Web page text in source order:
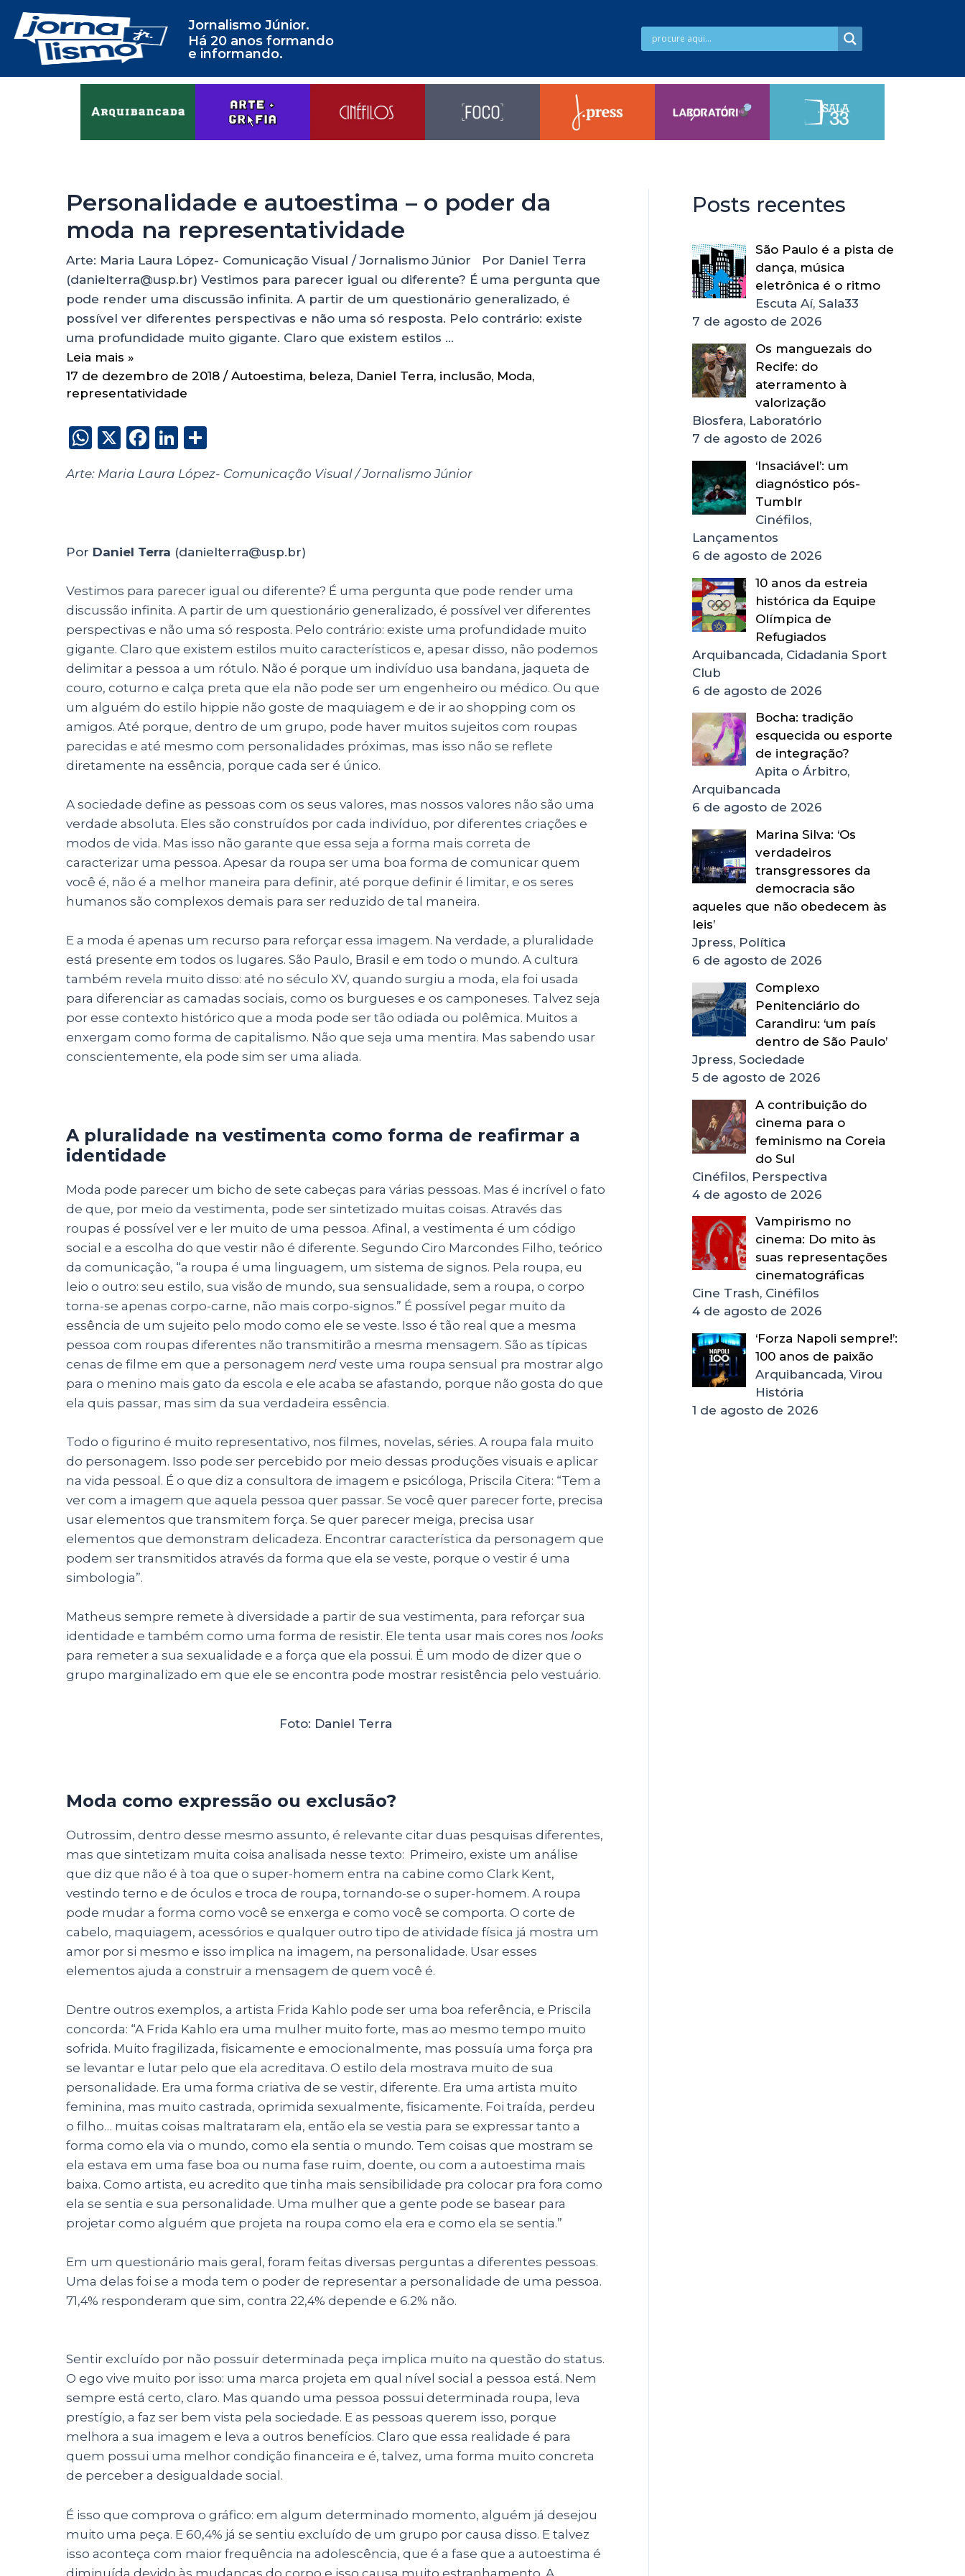
Jornalismo Júnior.
Há 20 anos formando
e informando.
Personalidade e autoestima – o poder da
moda na representatividade
Arte: Maria Laura López- Comunicação Visual / Jornalismo Júnior Por Daniel Terra
(danielterra@usp.br) Vestimos para parecer igual ou diferente? É uma pergunta que
pode render uma discussão infinita. A partir de um questionário generalizado, é
possível ver diferentes perspectivas e não uma só resposta. Pelo contrário: existe
uma profundidade muito gigante. Claro que existem estilos …
Leia mais »
17 de dezembro de 2018 / Autoestima, beleza, Daniel Terra, inclusão, Moda,
representatividade
W
a
p
X
F
c
o
k
Li
k
n
a
Arte: Maria Laura López- Comunicação Visual / Jornalismo Júnior
Por Daniel Terra (danielterra@usp.br)
Vestimos para parecer igual ou diferente? É uma pergunta que pode render uma
discussão infinita. A partir de um questionário generalizado, é possível ver diferentes
perspectivas e não uma só resposta. Pelo contrário: existe uma profundidade muito
gigante. Claro que existem estilos muito característicos e, apesar disso, não podemos
delimitar a pessoa a um rótulo. Não é porque um indivíduo usa bandana, jaqueta de
couro, coturno e calça preta que ela não pode ser um engenheiro ou médico. Ou que
um alguém do estilo hippie não goste de maquiagem e de ir ao shopping com os
amigos. Até porque, dentro de um grupo, pode haver muitos sujeitos com roupas
parecidas e até mesmo com personalidades próximas, mas isso não se reflete
diretamente na essência, porque cada ser é único.
A sociedade define as pessoas com os seus valores, mas nossos valores não são uma
verdade absoluta. Eles são construídos por cada indivíduo, por diferentes criações e
modos de vida. Mas isso não garante que essa seja a forma mais correta de
caracterizar uma pessoa. Apesar da roupa ser uma boa forma de comunicar quem
você é, não é a melhor maneira para definir, até porque definir é limitar, e os seres
humanos são complexos demais para ser reduzido de tal maneira.
E a moda é apenas um recurso para reforçar essa imagem. Na verdade, a pluralidade
está presente em todos os lugares. São Paulo, Brasil e em todo o mundo. A cultura
também revela muito disso: até no século XV, quando surgiu a moda, ela foi usada
para diferenciar as camadas sociais, como os burgueses e os camponeses. Talvez seja
por esse contexto histórico que a moda pode ser tão odiada ou polêmica. Muitos a
enxergam como forma de capitalismo. Não que seja uma mentira. Mas sabendo usar
conscientemente, ela pode sim ser uma aliada.
A pluralidade na vestimenta como forma de reafirmar a
identidade
Moda pode parecer um bicho de sete cabeças para várias pessoas. Mas é incrível o fato
de que, por meio da vestimenta, pode ser sintetizado muitas coisas. Através das
roupas é possível ver e ler muito de uma pessoa. Afinal, a vestimenta é um código
social e a escolha do que vestir não é diferente. Segundo Ciro Marcondes Filho, teórico
da comunicação, “a roupa é uma linguagem, um sistema de signos. Pela roupa, eu
leio o outro: seu estilo, sua visão de mundo, sua sensualidade, sem a roupa, o corpo
torna-se apenas corpo-carne, não mais corpo-signos.” É possível pegar muito da
essência de um sujeito pelo modo como ele se veste. Isso é tão real que a mesma
pessoa com roupas diferentes não transmitirão a mesma mensagem. São as típicas
cenas de filme em que a personagem nerd veste uma roupa sensual pra mostrar algo
para o menino mais gato da escola e ele acaba se afastando, porque não gosta do que
ela quis passar, mas sim da sua verdadeira essência.
Todo o figurino é muito representativo, nos filmes, novelas, séries. A roupa fala muito
do personagem. Isso pode ser percebido por meio dessas produções visuais e aplicar
na vida pessoal. É o que diz a consultora de imagem e psicóloga, Priscila Citera: “Tem a
ver com a imagem que aquela pessoa quer passar. Se você quer parecer forte, precisa
usar elementos que transmitem força. Se quer parecer meiga, precisa usar
elementos que demonstram delicadeza. Encontrar característica da personagem que
podem ser transmitidos através da forma que ela se veste, porque o vestir é uma
simbologia”.
Matheus sempre remete à diversidade a partir de sua vestimenta, para reforçar sua
identidade e também como uma forma de resistir. Ele tenta usar mais cores nos looks
para remeter a sua sexualidade e a força que ela possui. É um modo de dizer que o
grupo marginalizado em que ele se encontra pode mostrar resistência pelo vestuário.
Foto: Daniel Terra
Moda como expressão ou exclusão?
Outrossim, dentro desse mesmo assunto, é relevante citar duas pesquisas diferentes,
mas que sintetizam muita coisa analisada nesse texto: Primeiro, existe um análise
que diz que não é à toa que o super-homem entra na cabine como Clark Kent,
vestindo terno e de óculos e troca de roupa, tornando-se o super-homem. A roupa
pode mudar a forma como você se enxerga e como você se comporta. O corte de
cabelo, maquiagem, acessórios e qualquer outro tipo de atividade física já mostra um
amor por si mesmo e isso implica na imagem, na personalidade. Usar esses
elementos ajuda a construir a mensagem de quem você é.
Dentre outros exemplos, a artista Frida Kahlo pode ser uma boa referência, e Priscila
concorda: “A Frida Kahlo era uma mulher muito forte, mas ao mesmo tempo muito
sofrida. Muito fragilizada, fisicamente e emocionalmente, mas possuía uma força pra
se levantar e lutar pelo que ela acreditava. O estilo dela mostrava muito de sua
personalidade. Era uma forma criativa de se vestir, diferente. Era uma artista muito
feminina, mas muito castrada, oprimida sexualmente, fisicamente. Foi traída, perdeu
o filho… muitas coisas maltrataram ela, então ela se vestia para se expressar tanto a
forma como ela via o mundo, como ela sentia o mundo. Tem coisas que mostram se
ela estava em uma fase boa ou numa fase ruim, doente, ou com a autoestima mais
baixa. Como artista, eu acredito que tinha mais sensibilidade pra colocar pra fora como
ela se sentia e sua personalidade. Uma mulher que a gente pode se basear para
projetar como alguém que projeta na roupa como ela era e como ela se sentia.”
Em um questionário mais geral, foram feitas diversas perguntas a diferentes pessoas.
Uma delas foi se a moda tem o poder de representar a personalidade de uma pessoa.
71,4% responderam que sim, contra 22,4% depende e 6.2% não.
Sentir excluído por não possuir determinada peça implica muito na questão do status.
O ego vive muito por isso: uma marca projeta em qual nível social a pessoa está. Nem
sempre está certo, claro. Mas quando uma pessoa possui determinada roupa, leva
prestígio, a faz ser bem vista pela sociedade. E as pessoas querem isso, porque
melhora a sua imagem e leva a outros benefícios. Claro que essa realidade é para
quem possui uma melhor condição financeira e é, talvez, uma forma muito concreta
de perceber a desigualdade social.
É isso que comprova o gráfico: em algum determinado momento, alguém já desejou
muito uma peça. E 60,4% já se sentiu excluído de um grupo por causa disso. E talvez
isso aconteça com maior frequência na adolescência, que é a fase que a autoestima é
diminuída devido às mudanças do corpo e isso causa muito estranhamento. A
Posts recentes
São Paulo é a pista de
dança, música
eletrônica é o ritmo
Escuta Aí, Sala33
7 de agosto de 2026
Os manguezais do
Recife: do
aterramento à
valorização
Biosfera, Laboratório
7 de agosto de 2026
‘Insaciável’: um
diagnóstico pós-
Tumblr
Cinéfilos,
Lançamentos
6 de agosto de 2026
10 anos da estreia
histórica da Equipe
Olímpica de
Refugiados
Arquibancada, Cidadania Sport
Club
6 de agosto de 2026
Bocha: tradição
esquecida ou esporte
de integração?
Apita o Árbitro,
Arquibancada
6 de agosto de 2026
Marina Silva: ‘Os
verdadeiros
transgressores da
democracia são
aqueles que não obedecem às
leis’
Jpress, Política
6 de agosto de 2026
Complexo
Penitenciário do
Carandiru: ‘um país
dentro de São Paulo’
Jpress, Sociedade
5 de agosto de 2026
A contribuição do
cinema para o
feminismo na Coreia
do Sul
Cinéfilos, Perspectiva
4 de agosto de 2026
Vampirismo no
cinema: Do mito às
suas representações
cinematográficas
Cine Trash, Cinéfilos
4 de agosto de 2026
‘Forza Napoli sempre!’:
100 anos de paixão
Arquibancada, Virou
História
1 de agosto de 2026